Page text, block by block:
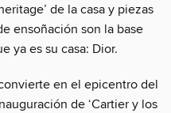
de la casa y piezas
ensoñación son la base
ya es su casa: Dior.
en el epicentro del
de ‘Cartier y los